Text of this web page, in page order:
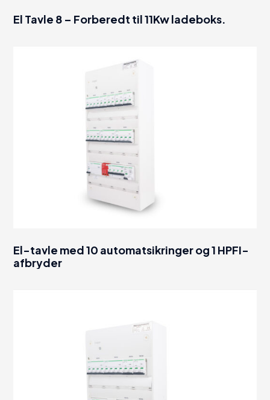
El Tavle 8 – Forberedt til 11Kw ladeboks.
El-tavle med 10 automatsikringer og 1 HPFI-
afbryder